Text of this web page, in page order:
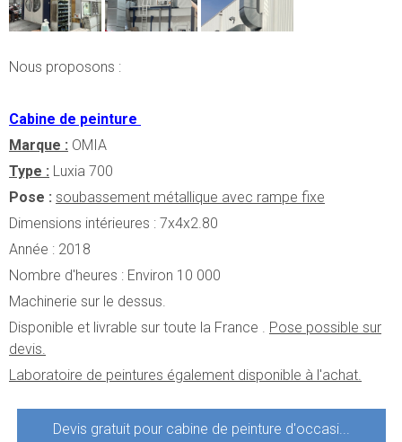
Nous proposons :
Cabine de peinture
Marque : OMIA
Type : Luxia 700
Pose : soubassement métallique avec rampe fixe
Dimensions intérieures : 7x4x2.80
Année : 2018
Nombre d'heures : Environ 10 000
Machinerie sur le dessus.
Disponible et livrable sur toute la France . Pose possible sur
devis.
Laboratoire de peintures également disponible à l'achat.
Devis gratuit pour cabine de peinture d'occasi...